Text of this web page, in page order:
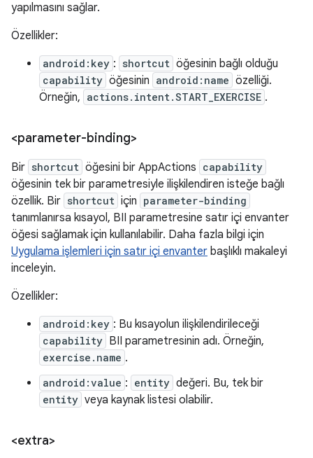
yapılmasını sağlar.
Özellikler:
android:key : shortcut öğesinin bağlı olduğu
capability öğesinin android:name özelliği.
Örneğin, actions.intent.START_EXERCISE .
<parameter-binding>
Bir shortcut öğesini bir AppActions capability
öğesinin tek bir parametresiyle ilişkilendiren isteğe bağlı
özellik. Bir shortcut için parameter-binding
tanımlanırsa kısayol, BII parametresine satır içi envanter
öğesi sağlamak için kullanılabilir. Daha fazla bilgi için
Uygulama işlemleri için satır içi envanter başlıklı makaleyi
inceleyin.
Özellikler:
android:key : Bu kısayolun ilişkilendirileceği
capability BII parametresinin adı. Örneğin,
exercise.name .
android:value : entity değeri. Bu, tek bir
entity veya kaynak listesi olabilir.
<extra>